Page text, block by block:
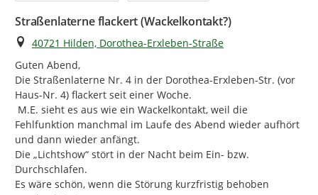
Straßenlaterne flackert (Wackelkontakt?)
Ort
40721 Hilden, Dorothea-Erxleben-Straße
Guten Abend,
Die Straßenlaterne Nr. 4 in der Dorothea-Erxleben-Str. (vor
Haus-Nr. 4) flackert seit einer Woche.
Fehlfunktion manchmal im Laufe des Abend wieder aufhört
und dann wieder anfängt.
Die „Lichtshow“ stört in der Nacht beim Ein- bzw.
Durchschlafen.
Es wäre schön, wenn die Störung kurzfristig behoben